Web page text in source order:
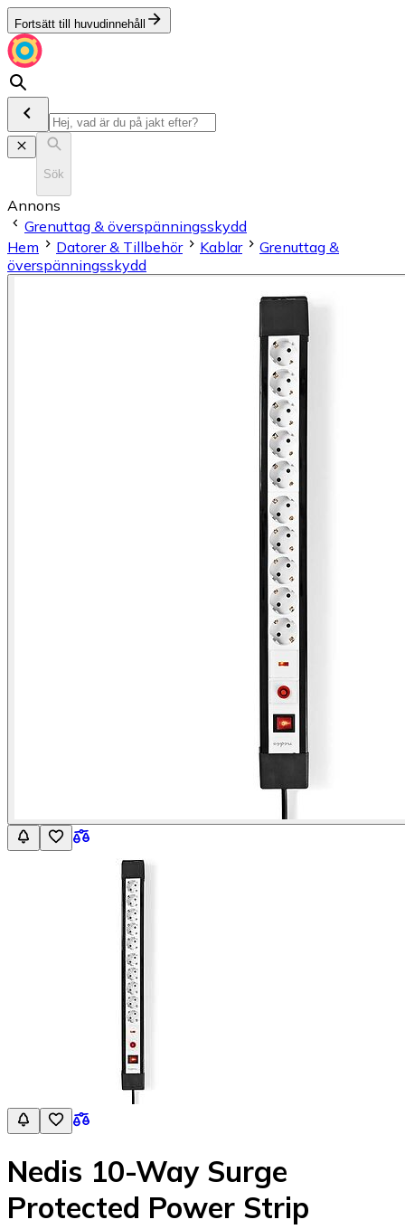
Fortsätt till huvudinnehåll
Sök
Annons
Grenuttag & överspänningsskydd
Hem
Datorer & Tillbehör Kablar
Grenuttag &
överspänningsskydd
Nedis 10-Way Surge
Protected Power Strip